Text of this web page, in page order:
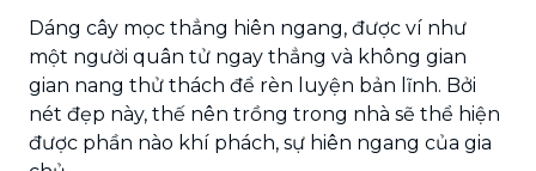
Dáng cây mọc thẳng hiên ngang, được ví như
một người quân tử ngay thẳng và không gian
gian nang thử thách để rèn luyện bản lĩnh. Bởi
nét đẹp này, thế nên trồng trong nhà sẽ thể hiện
được phần nào khí phách, sự hiên ngang của gia